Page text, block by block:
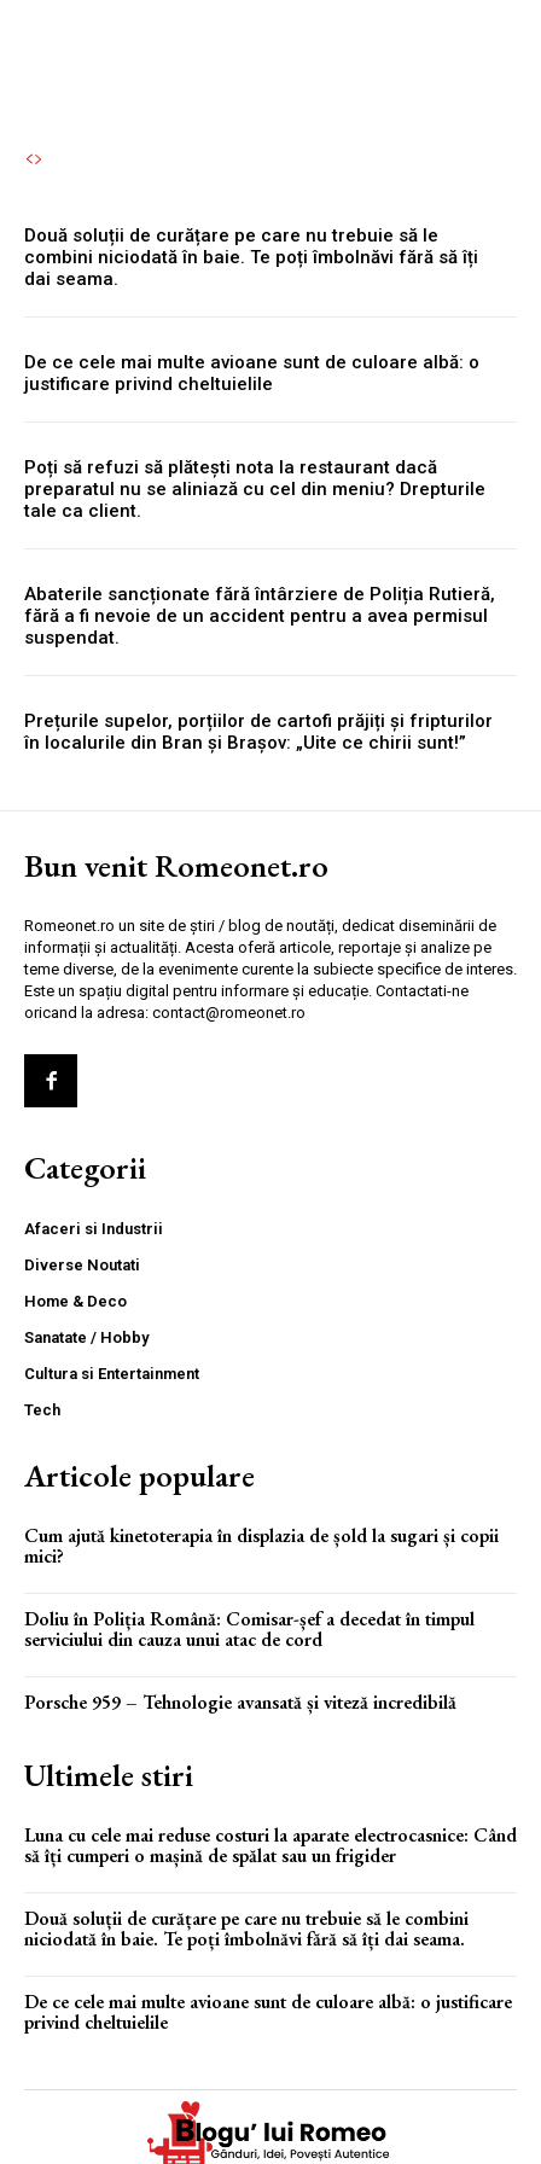
Două soluții de curățare pe care nu trebuie să le
combini niciodată în baie. Te poți îmbolnăvi fără să îți
dai seama.
De ce cele mai multe avioane sunt de culoare albă: o
justificare privind cheltuielile
Poți să refuzi să plătești nota la restaurant dacă
preparatul nu se aliniază cu cel din meniu? Drepturile
tale ca client.
Abaterile sancționate fără întârziere de Poliția Rutieră,
fără a fi nevoie de un accident pentru a avea permisul
suspendat.
Prețurile supelor, porțiilor de cartofi prăjiți și fripturilor
în localurile din Bran și Brașov: „Uite ce chirii sunt!”
Bun venit Romeonet.ro
Romeonet.ro un site de știri / blog de noutăți, dedicat diseminării de
informații și actualități. Acesta oferă articole, reportaje și analize pe
teme diverse, de la evenimente curente la subiecte specifice de interes.
Este un spațiu digital pentru informare și educație. Contactati-ne
oricand la adresa: contact@romeonet.ro
Categorii
Afaceri si Industrii
Diverse Noutati
Home & Deco
Sanatate / Hobby
Cultura si Entertainment
Tech
Articole populare
Cum ajută kinetoterapia în displazia de șold la sugari și copii
mici?
Doliu în Poliția Română: Comisar-șef a decedat în timpul
serviciului din cauza unui atac de cord
Porsche 959 – Tehnologie avansată și viteză incredibilă
Ultimele stiri
Luna cu cele mai reduse costuri la aparate electrocasnice: Când
să îți cumperi o mașină de spălat sau un frigider
Două soluții de curățare pe care nu trebuie să le combini
niciodată în baie. Te poți îmbolnăvi fără să îți dai seama.
De ce cele mai multe avioane sunt de culoare albă: o justificare
privind cheltuielile